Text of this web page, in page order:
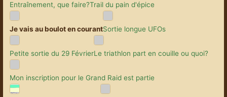
Entraînement, que faire?Trail du pain d'épice
Je vais au boulot en courantSortie longue UFOs
Petite sortie du 29 FévrierLe triathlon part en couille ou quoi?
Mon inscription pour le Grand Raid est partie